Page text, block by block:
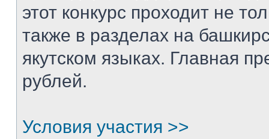
этот конкурс проходит не
также в разделах на
якутском языках. Главная
рублей.
Условия участия >>